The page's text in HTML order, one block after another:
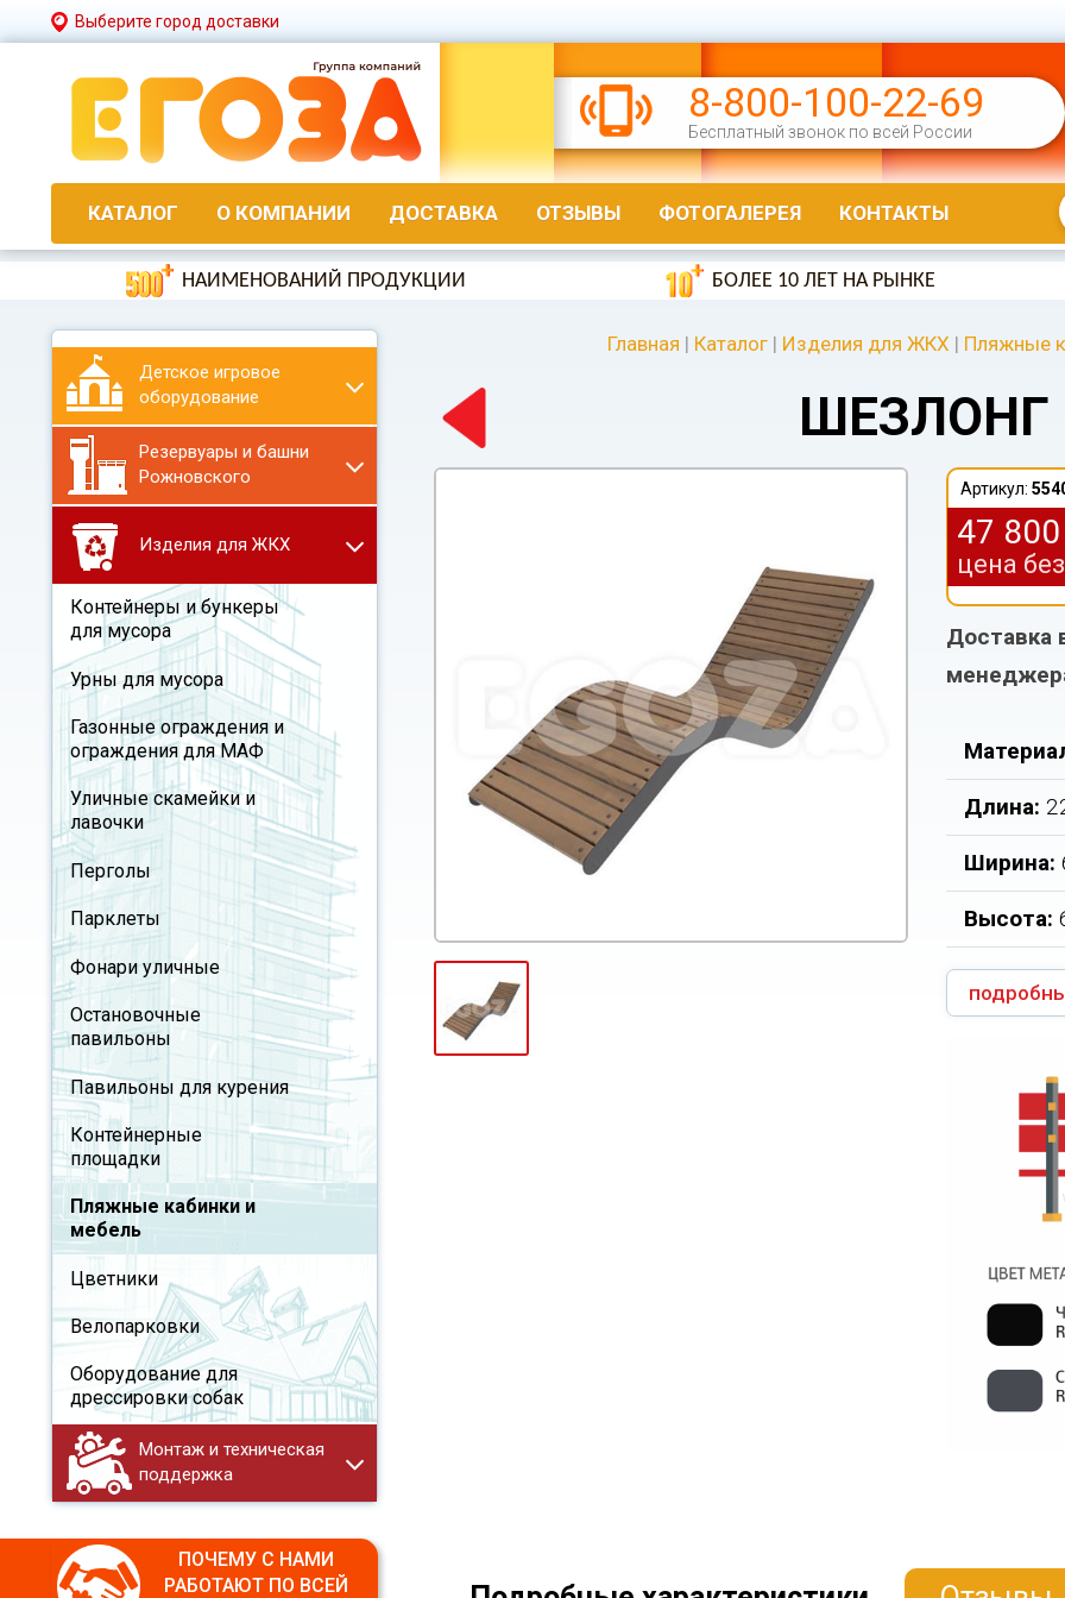
Выберите город доставки
8-800-100-22-69
Бесплатный звонок по всей России
КАТАЛОГ О КОМПАНИИ ДОСТАВКА ОТЗЫВЫ ФОТОГАЛЕРЕЯ КОНТАКТЫ
НАИМЕНОВАНИЙ ПРОДУКЦИИ БОЛЕЕ 10 ЛЕТ НА РЫНКЕ
Детское игровое
оборудование
Резервуары и башни
Рожновского
Изделия для ЖКХ
Контейнеры и бункеры
для мусора
Урны для мусора
Газонные ограждения и
ограждения для МАФ
Уличные скамейки и
лавочки
Перголы
Парклеты
Фонари уличные
Остановочные
павильоны
Павильоны для курения
Контейнерные
площадки
Пляжные кабинки и
мебель
Цветники
Велопарковки
Оборудование для
дрессировки собак
Монтаж и техническая
поддержка
ПОЧЕМУ С НАМИ
РАБОТАЮТ ПО ВСЕЙ
Главная | Каталог | Изделия для ЖКХ | Пляжные
ШЕЗЛОНГ
Артикул:
47
цена
Доставка
Длина:
Ширина:
Высота: